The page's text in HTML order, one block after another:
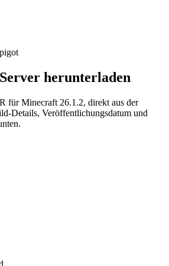
herunterladen
für Minecraft 26.1.2, direkt aus der
Details, Veröffentlichungsdatum und